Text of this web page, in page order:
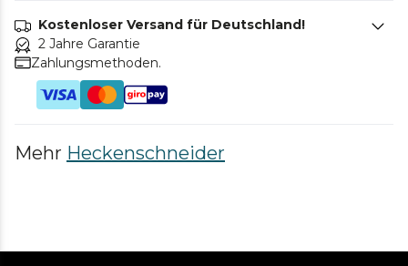
Kostenloser Versand für Deutschland!
2 Jahre Garantie
Zahlungsmethoden.
Mehr Heckenschneider